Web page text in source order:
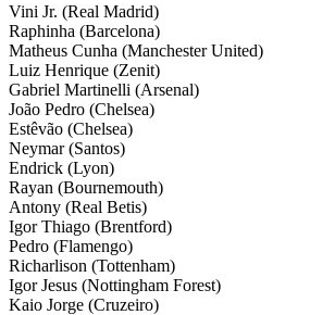
Vini Jr. (Real Madrid)
Raphinha (Barcelona)
Matheus Cunha (Manchester United)
Luiz Henrique (Zenit)
Gabriel Martinelli (Arsenal)
João Pedro (Chelsea)
Estêvão (Chelsea)
Neymar (Santos)
Endrick (Lyon)
Rayan (Bournemouth)
Antony (Real Betis)
Igor Thiago (Brentford)
Pedro (Flamengo)
Richarlison (Tottenham)
Igor Jesus (Nottingham Forest)
Kaio Jorge (Cruzeiro)